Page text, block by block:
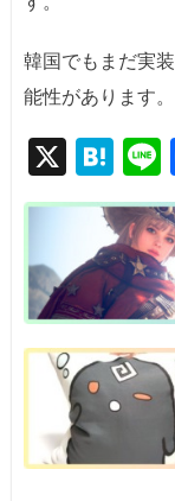
韓国でもまだ実
能性があります。
X H
at
e
n
a